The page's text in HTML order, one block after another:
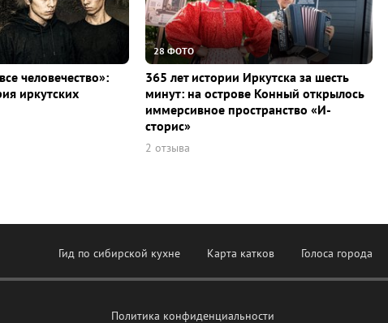
человечество»:
иркутских
28 ФОТО
365 лет истории Иркутска за шесть
минут: на острове Конный открылось
иммерсивное пространство «И-
сторис»
2 отзыва
Гид по сибирской кухне Карта катков Голоса города
Политика конфиденциальности